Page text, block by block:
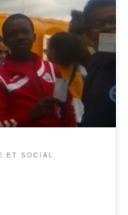
de cette 32édition
cirque. Trois jours
et par une
ET SOCIAL